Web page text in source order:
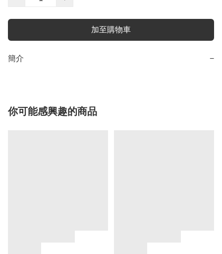
加至購物車
簡介 −
你可能感興趣的商品